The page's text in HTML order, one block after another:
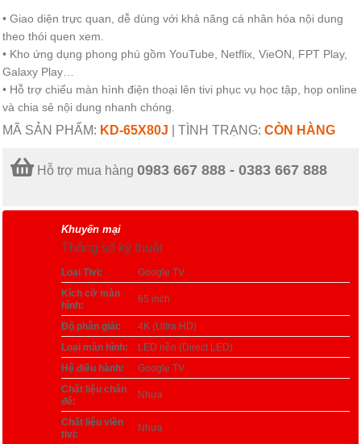
• Giao diện trực quan, dễ dùng với khả năng cá nhân hóa nội dung
theo thói quen xem.
• Kho ứng dụng phong phú gồm YouTube, Netflix, VieON, FPT Play,
Galaxy Play…
• Hỗ trợ chiếu màn hình điện thoại lên tivi phục vụ học tập, họp online
và chia sẻ nội dung nhanh chóng.
MÃ SẢN PHẨM: KD-65X80J TÌNH TRẠNG: CÒN HÀNG
Hỗ trợ mua hàng 0983 667 888 - 0383 667 888
Khuyến mại
Thông số kỹ thuật
Loại Tivi:
Google TV
Kích cỡ màn
hình:
65 inch
Độ phân giải:
4K (Ultra HD)
Loại màn hình:
LED nền (Direct LED)
Hệ điều hành:
Google TV
Chất liệu chân
đế:
Nhựa
Chất liệu viền
tivi:
Nhựa